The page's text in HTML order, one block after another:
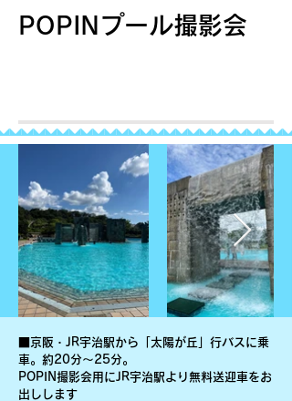
POPINプール撮影会
■京阪・JR宇治駅から「太陽が丘」行バスに乗
車。約20分〜25分。
POPIN撮影会用にJR宇治駅より無料送迎車をお
出しします